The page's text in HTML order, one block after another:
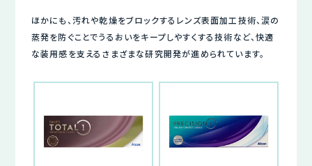
ほかにも、汚れや乾燥をブロックするレンズ表面加工技術、涙の
蒸発を防ぐことでうるおいをキープしやすくする技術など、快適
な装用感を支えるさまざまな研究開発が進められています。